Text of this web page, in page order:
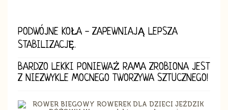
PODWÓJNE KOŁA - ZAPEWNIAJĄ LEPSZA
STABILIZACJĘ.
BARDZO LEKKI PONIEWAŻ RAMA ZROBIONA JEST
Z NIEZWYKLE MOCNEGO TWORZYWA SZTUCZNEGO!